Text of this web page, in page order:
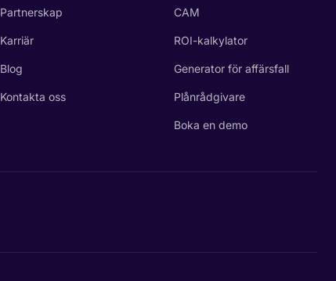
Partnerskap
Karriär
Blog
Kontakta oss
CAM
ROI-kalkylator
Generator för affärsfall
Plånrådgivare
Boka en demo